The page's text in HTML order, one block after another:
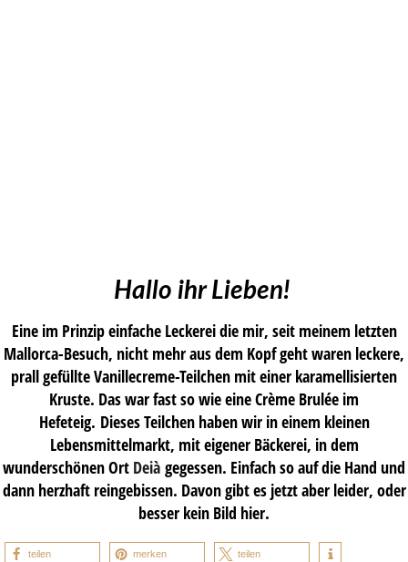
Hallo ihr Lieben!
Eine im Prinzip einfache Leckerei die mir, seit meinem letzten
Mallorca-Besuch, nicht mehr aus dem Kopf geht waren leckere,
prall gefüllte Vanillecreme-Teilchen mit einer karamellisierten
Kruste. Das war fast so wie eine Crème Brulée im
Hefeteig. Dieses Teilchen haben wir in einem kleinen
Lebensmittelmarkt, mit eigener Bäckerei, in dem
wunderschönen Ort Deià gegessen. Einfach so auf die Hand und
dann herzhaft reingebissen. Davon gibt es jetzt aber leider, oder
besser kein Bild hier.
teilen merken teilen